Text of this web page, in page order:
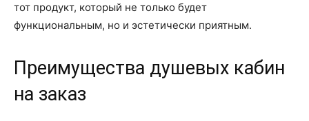
тот продукт, который не только будет
функциональным, но и эстетически приятным.
Преимущества душевых кабин
на заказ